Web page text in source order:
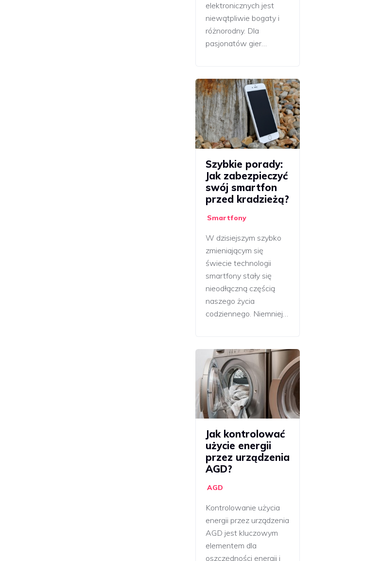
elektronicznych jest
niewątpliwie bogaty i
różnorodny. Dla
pasjonatów gier…
Szybkie porady:
Jak zabezpieczyć
swój smartfon
przed kradzieżą?
Smartfony
W dzisiejszym szybko
zmieniającym się
świecie technologii
smartfony stały się
nieodłączną częścią
naszego życia
codziennego. Niemniej…
Jak kontrolować
użycie energii
przez urządzenia
AGD?
AGD
Kontrolowanie użycia
energii przez urządzenia
AGD jest kluczowym
elementem dla
oszczędności energii i